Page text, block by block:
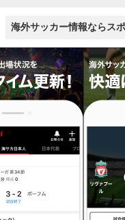
海外サッカー情報ならス